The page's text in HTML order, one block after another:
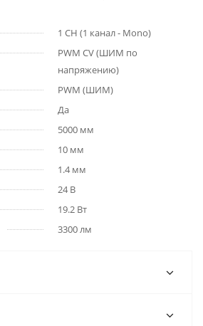
1 CH (1 канал - Mono)
PWM СV (ШИМ по
напряжению)
PWM (ШИМ)
Да
5000 мм
10 мм
1.4 мм
24 В
19.2 Вт
3300 лм